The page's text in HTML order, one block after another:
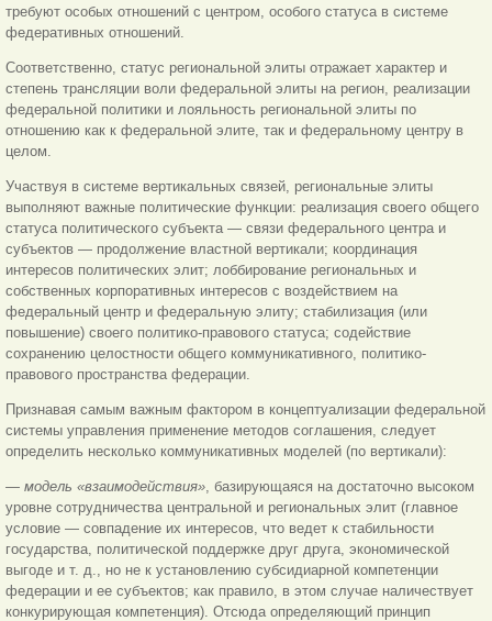
требуют особых отношений с центром, особого статуса в системе
федеративных отношений.
Соответственно, статус региональной элиты отражает характер и
степень трансляции воли федеральной элиты на регион, реализации
федеральной политики и лояльность региональной элиты по
отношению как к федеральной элите, так и федеральному центру в
целом.
Участвуя в системе вертикальных связей, региональные элиты
выполняют важные политические функции: реализация своего общего
статуса политического субъекта — связи федерального центра и
субъектов — продолжение властной вертикали; координация
интересов политических элит; лоббирование региональных и
собственных корпоративных интересов с воздействием на
федеральный центр и федеральную элиту; стабилизация (или
повышение) своего политико-правового статуса; содействие
сохранению целостности общего коммуникативного, политико-
правового пространства федерации.
Признавая самым важным фактором в концептуализации федеральной
системы управления применение методов соглашения, следует
определить несколько коммуникативных моделей (по вертикали):
— модель «взаимодействия» , базирующаяся на достаточно высоком
уровне сотрудничества центральной и региональных элит (главное
условие — совпадение их интересов, что ведет к стабильности
государства, политической поддержке друг друга, экономической
выгоде и т. д., но не к установлению субсидиарной компетенции
федерации и ее субъектов; как правило, в этом случае наличествует
конкурирующая компетенция). Отсюда определяющий принцип